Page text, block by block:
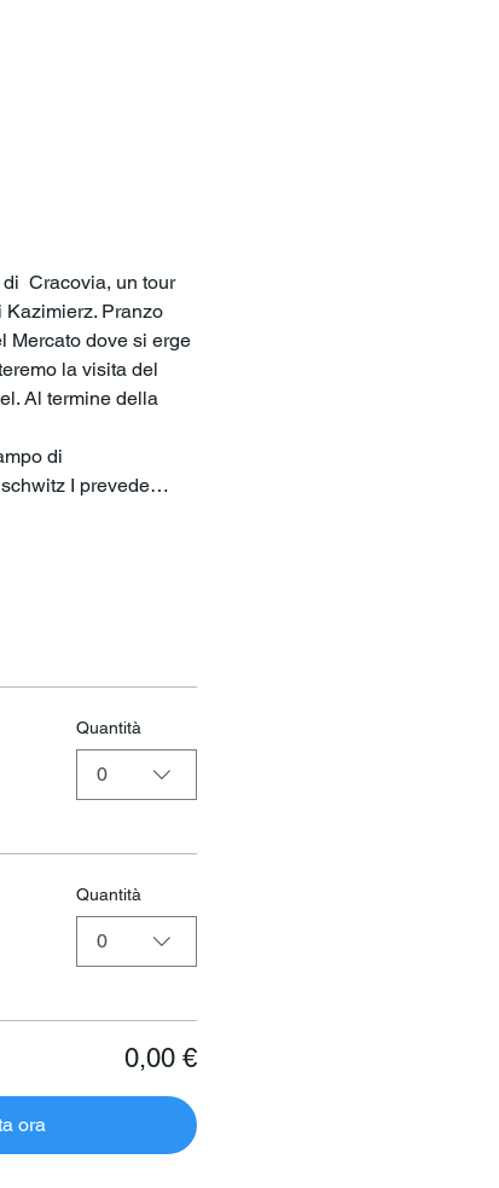
Cracovia, un tour
Pranzo
Mercato dove si erge
la visita del
Al termine della
di
I prevede…
Quantità
0
Quantità
0
0,00 €
ora